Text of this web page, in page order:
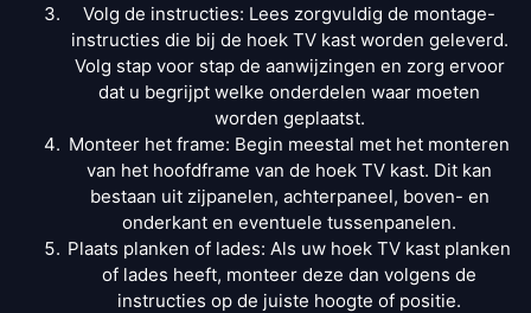
Volg de instructies: Lees zorgvuldig de montage-
instructies die bij de hoek TV kast worden geleverd.
Volg stap voor stap de aanwijzingen en zorg ervoor
dat u begrijpt welke onderdelen waar moeten
worden geplaatst.
Monteer het frame: Begin meestal met het monteren
van het hoofdframe van de hoek TV kast. Dit kan
bestaan uit zijpanelen, achterpaneel, boven- en
onderkant en eventuele tussenpanelen.
Plaats planken of lades: Als uw hoek TV kast planken
of lades heeft, monteer deze dan volgens de
instructies op de juiste hoogte of positie.